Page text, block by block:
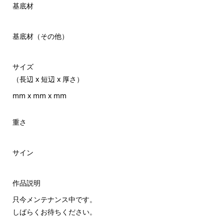
基底材
基底材（その他）
サイズ
（長辺 x 短辺 x 厚さ）
mm x mm x mm
重さ
サイン
作品説明
只今メンテナンス中です。
しばらくお待ちください。